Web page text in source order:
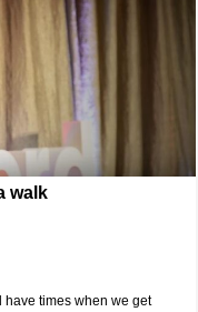
walk
have times when we get